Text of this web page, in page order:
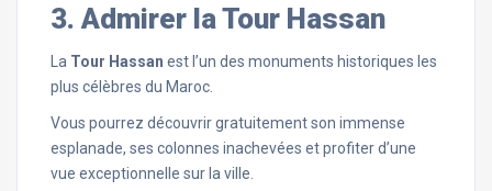
3. Admirer la Tour Hassan
La Tour Hassan est l’un des monuments historiques les
plus célèbres du Maroc.
Vous pourrez découvrir gratuitement son immense
esplanade, ses colonnes inachevées et profiter d’une
vue exceptionnelle sur la ville.